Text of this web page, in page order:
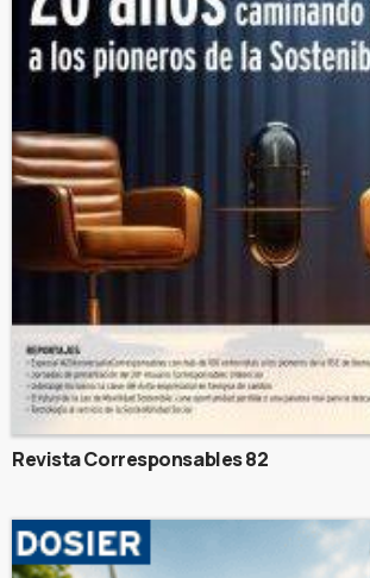
Revista Corresponsables 82